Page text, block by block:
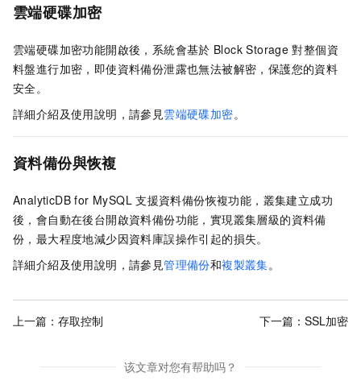
雲端硬碟加密
雲端硬碟加密功能開啟後，系統會基於 Block Storage 對整個資
料盤進行加密，即使資料備份泄露也無法被解密，保護您的資料
安全。
詳細介紹及使用說明，請參見雲端硬碟加密。
資料備份與恢複
AnalyticDB for MySQL 支援資料備份恢複功能，叢集建立成功
後，會自動在後台開啟資料備份功能，實現叢集層級的資料備
份，最大程度地減少因資料庫誤操作引起的損失。
詳細介紹及使用說明，請參見管理備份和複製叢集。
上一篇： 存取控制 下一篇： SSL加密
该文章对您有帮助吗？